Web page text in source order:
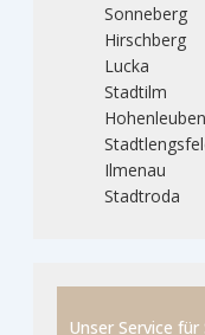
Sonneberg
Hirschberg
Lucka
Stadtilm
Hohenleuben
Ilmenau
Stadtroda
Unser Service für